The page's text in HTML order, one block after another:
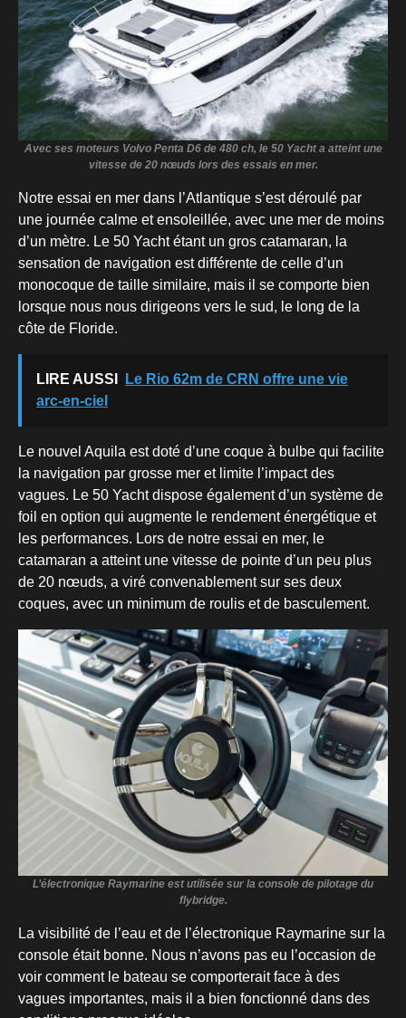
Avec ses moteurs Volvo Penta D6 de 480 ch, le 50 Yacht a atteint une
vitesse de 20 nœuds lors des essais en mer.
Notre essai en mer dans l’Atlantique s’est déroulé par
une journée calme et ensoleillée, avec une mer de moins
d’un mètre. Le 50 Yacht étant un gros catamaran, la
sensation de navigation est différente de celle d’un
monocoque de taille similaire, mais il se comporte bien
lorsque nous nous dirigeons vers le sud, le long de la
côte de Floride.
LIRE AUSSI
Le Rio 62m de CRN offre une vie
arc-en-ciel
Le nouvel Aquila est doté d’une coque à bulbe qui facilite
la navigation par grosse mer et limite l’impact des
vagues. Le 50 Yacht dispose également d’un système de
foil en option qui augmente le rendement énergétique et
les performances. Lors de notre essai en mer, le
catamaran a atteint une vitesse de pointe d’un peu plus
de 20 nœuds, a viré convenablement sur ses deux
coques, avec un minimum de roulis et de basculement.
L’électronique Raymarine est utilisée sur la console de pilotage du
flybridge.
La visibilité de l’eau et de l’électronique Raymarine sur la
console était bonne. Nous n’avons pas eu l’occasion de
voir comment le bateau se comporterait face à des
vagues importantes, mais il a bien fonctionné dans des